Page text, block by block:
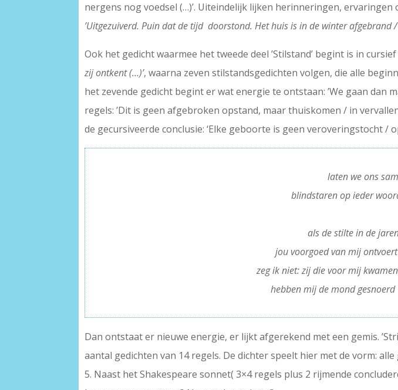
nergens nog voedsel (…)’. Uiteindelijk lijken herinneringen,
’Uitgezuiverd. Puin dat de tijd doorstond. Het huis is in de winter afgebrand
Ook het gedicht waarmee het tweede deel ’Stilstand’ begint is in cursief
zij ontkent (…)’, waarna zeven stilstandsgedichten volgen, die alle
het zevende gedicht begint er wat energie te ontstaan: ’We gaan dan
regels: ’Dit is geen afgebroken opstand, maar thuiskomen / in
de gecursiveerde conclusie: ‘Elke geboorte is geen veroveringstocht /
–laten we ons
—————————————————– –blindstaren op ieder
—————————————————- —als de stilte in de
—————————————————- –jou voorgoed van mij ontvoert
—————————————————-zeg ik niet: zij die voor mij kwamen
—————————————————- –hebben mij de mond gesnoerd
Dan ontstaat er nieuwe energie, er lijkt afgerekend met een gemis.
aantal gedichten van 14 regels. De dichter speelt hier met de vorm:
5. Naast het Shakespeare sonnet( 3×4 regels plus 2 rijmende